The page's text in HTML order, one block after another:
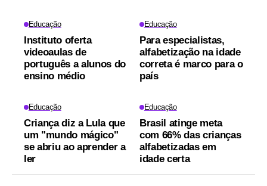
Educação
Instituto oferta
videoaulas de
português a alunos do
ensino médio
Educação
Para especialistas,
alfabetização na idade
correta é marco para o
país
Educação
Criança diz a Lula que
um "mundo mágico"
se abriu ao aprender a
ler
Educação
Brasil atinge meta
com 66% das crianças
alfabetizadas em
idade certa